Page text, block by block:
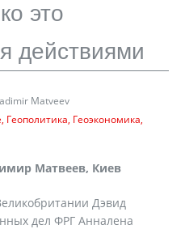
это
действиями
Matveev
Геополитика Геоэкономика
Матвеев, Киев
Дэвид
дел ФРГ Анналена